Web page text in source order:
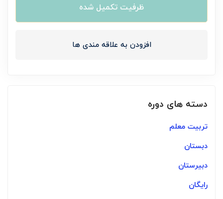
ظرفیت تکمیل شده
افزودن به علاقه مندی ها
دسته های دوره
تربیت معلم
دبستان
دبیرستان
رایگان